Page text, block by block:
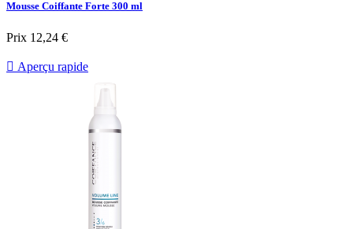
Mousse Coiffante Forte 300 ml
Prix 12,24 €
 Aperçu rapide